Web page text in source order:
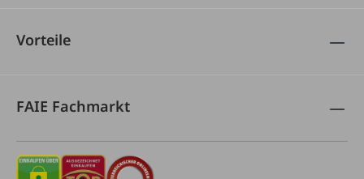
Vorteile
FAIE Fachmarkt